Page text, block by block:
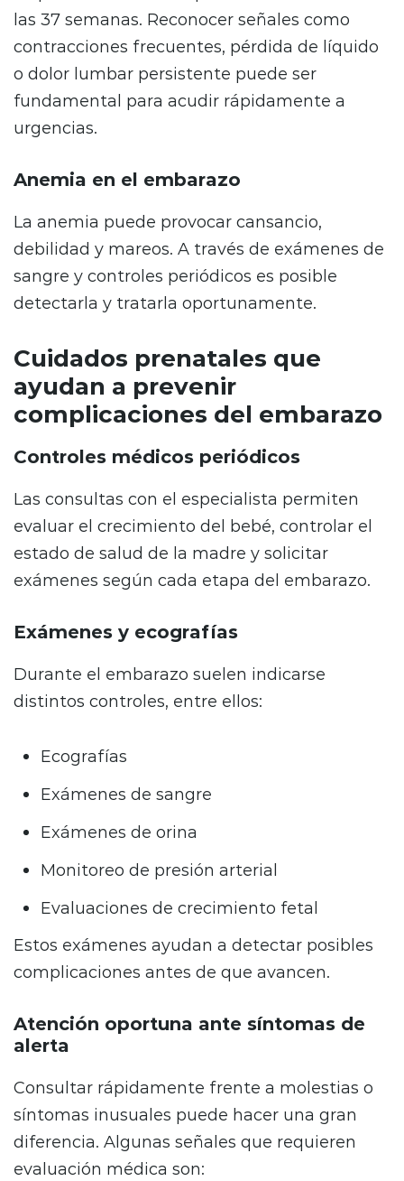
las 37 semanas. Reconocer señales como
contracciones frecuentes, pérdida de líquido
o dolor lumbar persistente puede ser
fundamental para acudir rápidamente a
urgencias.
Anemia en el embarazo
La anemia puede provocar cansancio,
debilidad y mareos. A través de exámenes de
sangre y controles periódicos es posible
detectarla y tratarla oportunamente.
Cuidados prenatales que
ayudan a prevenir
complicaciones del embarazo
Controles médicos periódicos
Las consultas con el especialista permiten
evaluar el crecimiento del bebé, controlar el
estado de salud de la madre y solicitar
exámenes según cada etapa del embarazo.
Exámenes y ecografías
Durante el embarazo suelen indicarse
distintos controles, entre ellos:
Ecografías
Exámenes de sangre
Exámenes de orina
Monitoreo de presión arterial
Evaluaciones de crecimiento fetal
Estos exámenes ayudan a detectar posibles
complicaciones antes de que avancen.
Atención oportuna ante síntomas de
alerta
Consultar rápidamente frente a molestias o
síntomas inusuales puede hacer una gran
diferencia. Algunas señales que requieren
evaluación médica son: